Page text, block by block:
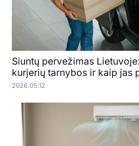
Siuntų pervežimas
kurjerių tarnybos ir kaip jas
2026.05.12